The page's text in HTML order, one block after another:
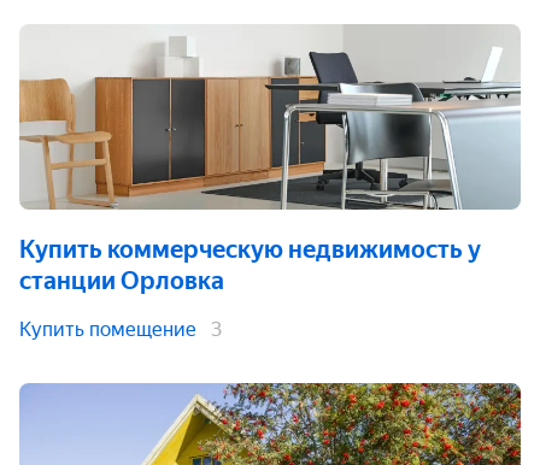
Купить коммерческую недвижимость у
станции Орловка
Купить помещение 3